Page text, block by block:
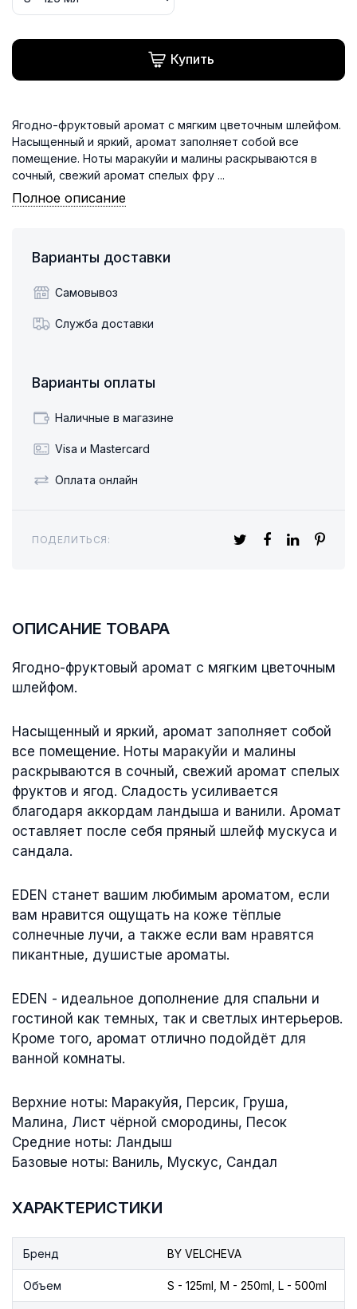
Купить
Ягодно-фруктовый аромат с мягким цветочным шлейфом.
Насыщенный и яркий, аромат заполняет собой все
помещение. Ноты маракуйи и малины раскрываются в
сочный, свежий аромат спелых фру ...
Полное описание
Варианты доставки
Самовывоз
Служба доставки
Варианты оплаты
Наличные в магазине
Visa и Mastercard
Оплата онлайн
ПОДЕЛИТЬСЯ:
ОПИСАНИЕ ТОВАРА
Ягодно-фруктовый аромат с мягким цветочным
шлейфом.
Насыщенный и яркий, аромат заполняет собой
все помещение. Ноты маракуйи и малины
раскрываются в сочный, свежий аромат спелых
фруктов и ягод. Сладость усиливается
благодаря аккордам ландыша и ванили. Аромат
оставляет после себя пряный шлейф мускуса и
сандала.
EDEN станет вашим любимым ароматом, если
вам нравится ощущать на коже тёплые
солнечные лучи, а также если вам нравятся
пикантные, душистые ароматы.
EDEN - идеальное дополнение для спальни и
гостиной как темных, так и светлых интерьеров.
Кроме того, аромат отлично подойдёт для
ванной комнаты.
Верхние ноты: Маракуйя, Персик, Груша,
Малина, Лист чёрной смородины, Песок
Средние ноты: Ландыш
Базовые ноты: Ваниль, Мускус, Сандал
ХАРАКТЕРИСТИКИ
Бренд BY VELCHEVA
Объем S - 125ml M - 250ml L - 500ml